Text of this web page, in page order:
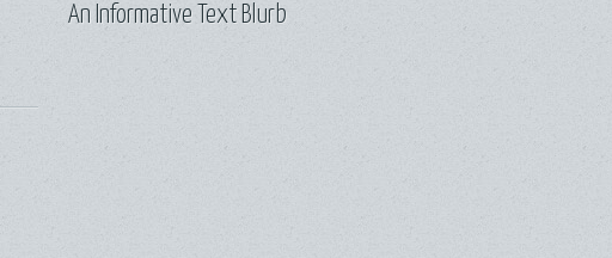
An Informative Text Blurb